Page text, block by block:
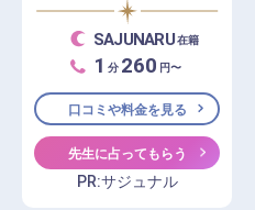
SAJUNARU在籍
1 分 260 円〜
口コミや料金を見る
先生に占ってもらう
PR:サジュナル